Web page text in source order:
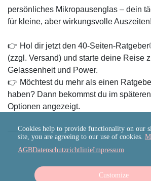
persönliches Mikropausenglas – dein
für kleine, aber wirkungsvolle Auszeiten!
👉 Hol dir jetzt den 40-Seiten-
(zzgl. Versand) und starte deine Reise
Gelassenheit und Power.
👉 Möchtest du mehr als einen
haben? Dann bekommst du im
Optionen angezeigt.
Cookies help to provide functionality on our
site, you are agreeing to our use of cookies.
AGBDatenschutzrichtlinieImpressum
Customize